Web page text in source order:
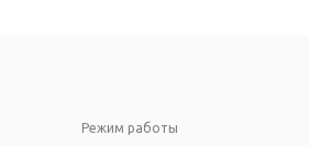
Режим работы